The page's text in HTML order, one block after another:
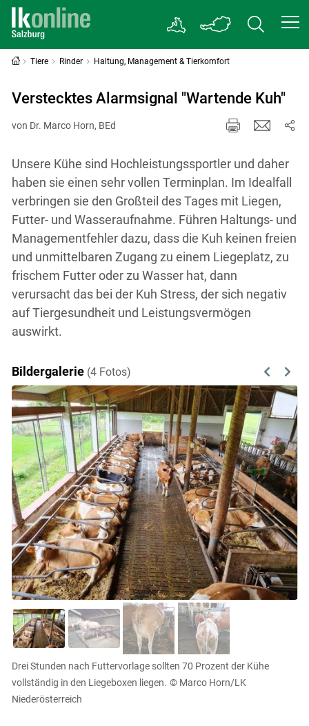
Tiere Rinder Haltung, Management & Tierkomfort
Verstecktes Alarmsignal "Wartende Kuh"
von Dr. Marco Horn, BEd
Unsere Kühe sind Hochleistungssportler und daher
haben sie einen sehr vollen Terminplan. Im Idealfall
verbringen sie den Großteil des Tages mit Liegen,
Futter- und Wasseraufnahme. Führen Haltungs- und
Managementfehler dazu, dass die Kuh keinen freien
und unmittelbaren Zugang zu einem Liegeplatz, zu
frischem Futter oder zu Wasser hat, dann
verursacht das bei der Kuh Stress, der sich negativ
auf Tiergesundheit und Leistungsvermögen
auswirkt.
Bildergalerie (4 Fotos) Previous
Next
Drei Stunden nach Futtervorlage sollten 70 Prozent der Kühe
vollständig in den Liegeboxen liegen. © Marco Horn/LK
Niederösterreich